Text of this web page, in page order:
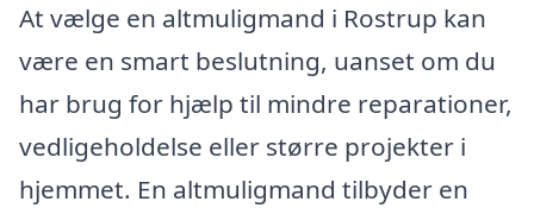
At vælge en altmuligmand i Rostrup kan
være en smart beslutning, uanset om du
har brug for hjælp til mindre reparationer,
vedligeholdelse eller større projekter i
hjemmet. En altmuligmand tilbyder en